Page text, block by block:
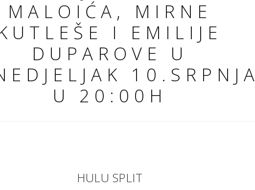
MALOIĆA, MIRNE
I EMILIJE
DUPAROVE U
10.SRPNJA
U 20:00H
HULU SPLIT